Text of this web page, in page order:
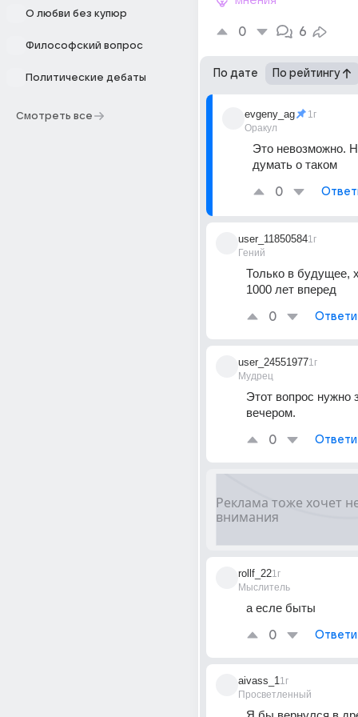
О любви без купюр
Философский вопрос
Политические дебаты
Смотреть все
0 6
По дате По рейтингу
evgeny_ag
Оракул
1г
Это невозможно.
думать о таком
0
user_11850584
Гений
1г
Только в будущее,
1000 лет вперед
0
user_24551977
Мудрец
1г
Этот вопрос нужно
вечером.
0
rollf_22
Мыслитель
1г
а есле быты
0
aivass_1
Просветленный
1г